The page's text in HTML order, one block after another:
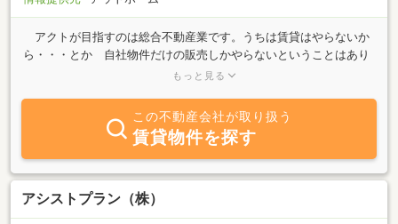
アクトが目指すのは総合不動産業です。うちは賃貸はやらないか
ら・・・とか 自社物件だけの販売しかやらないということはあり
ません。賃貸から賃貸管理、土地建物の仲介から買い取りまで不動
ちしております。 デベロッパー・ハウスメーカーで住宅の設計を
経験したからこそ、お客様視線で住まいのご提案ができます。また
住宅取得に必要な資金計画や税制なども、ファイナンシャルプラン
ナーや住宅ローンアドバイザーなどの専門スタッフが丁寧にお答え
できます。 新しい街、新しい暮らしの生活を応援するアクトは、
完全お客様主義です。お客様の目的に合わせて物件をご紹介するの
もっと見る
この不動産会社が取り扱う
賃貸物件を探す
アシストプラン（株）